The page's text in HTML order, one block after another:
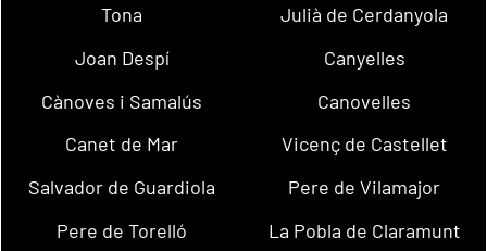
Tona
Julià de Cerdanyola
Joan Despí
Canyelles
Cànoves i Samalús
Canovelles
Canet de Mar
Vicenç de Castellet
Salvador de Guardiola
Pere de Vilamajor
Pere de Torelló
La Pobla de Claramunt